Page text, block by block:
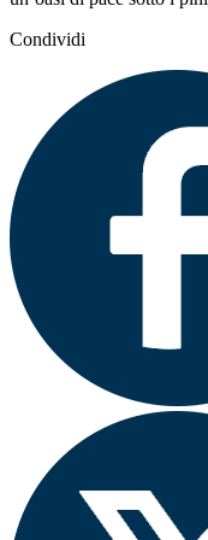
Condividi